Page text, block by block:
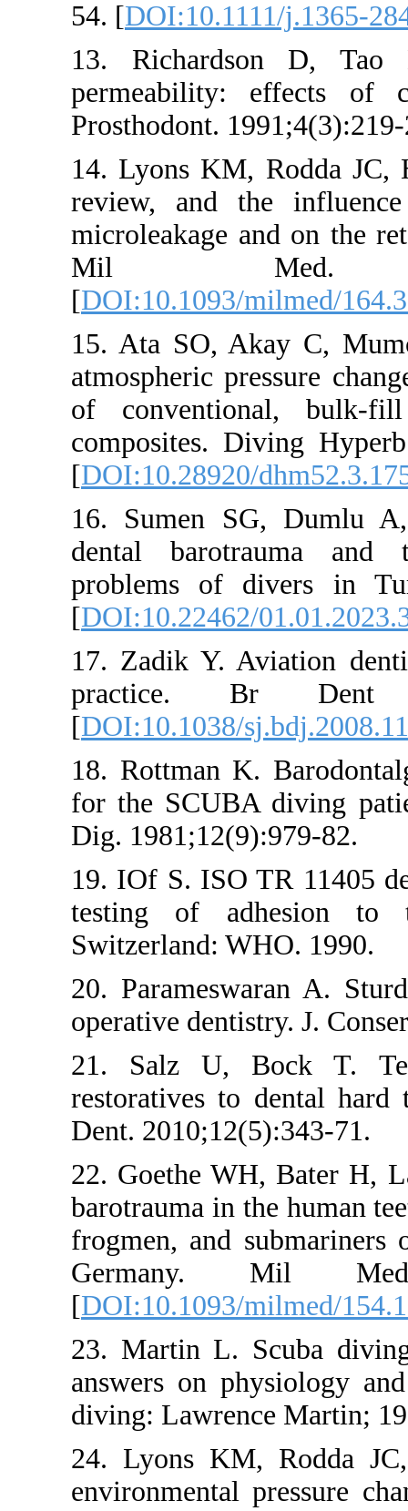
54. [
13.
Prosthodont.
14. Lyons
review, and
microleakage
Mil
[DOI:10.1093/
15. Ata SO,
atmospheric
of
composites.
[
16. Sumen
dental
problems of
[
17. Zadik Y.
practice.
[DOI:10.1038/
18. Rottman
for the
Dig.
19. IOf S. ISO
testing of
Switzerland:
20.
operative
21. Salz U,
restoratives
Dent.
22. Goethe
barotrauma in
frogmen, and
Germany.
[DOI:10.1093/
23. Martin L.
answers on
diving:
24. Lyons
environmental